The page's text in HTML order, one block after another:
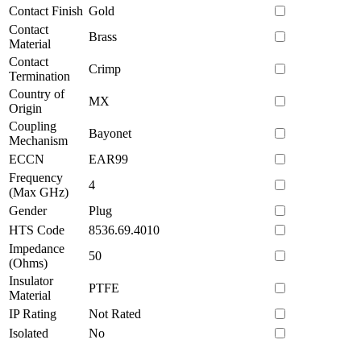
Contact Finish Gold
Contact
Material
Brass
Contact
Termination
Crimp
Country of
Origin
MX
Coupling
Mechanism
Bayonet
ECCN
EAR99
Frequency
(Max GHz)
4
Gender
Plug
HTS Code
8536.69.4010
Impedance
(Ohms)
50
Insulator
Material
PTFE
IP Rating
Not Rated
Isolated
No